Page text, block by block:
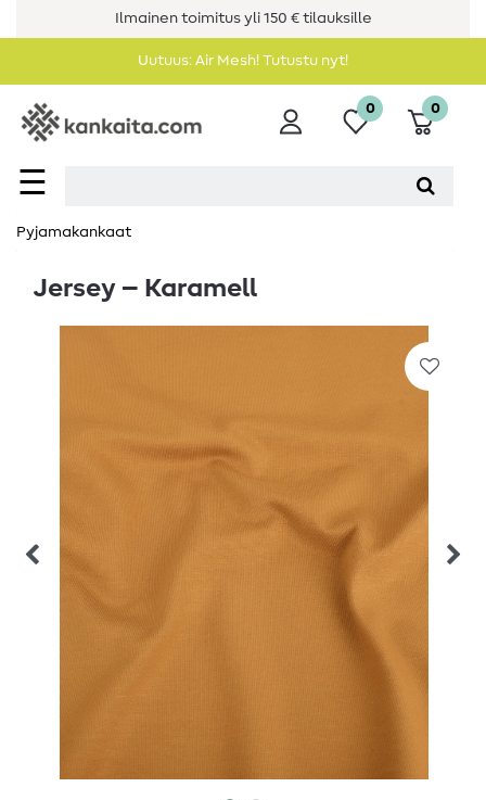
Ilmainen toimitus yli 150 € tilauksille
Uutuus: Air Mesh! Tutustu nyt!
☰
0 0
Pyjamakankaat
Jersey – Karamell